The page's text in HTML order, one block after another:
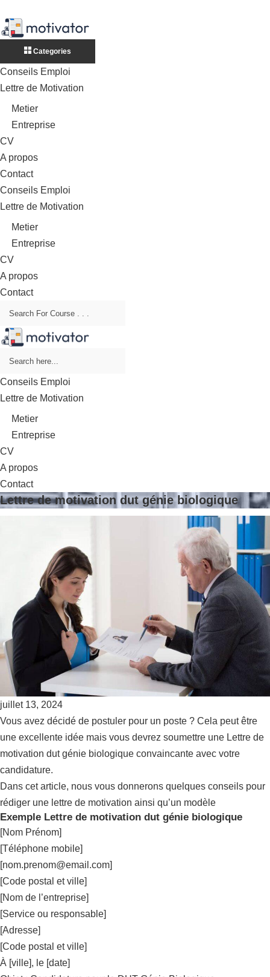
Categories
Conseils Emploi
Lettre de Motivation
Metier
Entreprise
CV
A propos
Contact
Conseils Emploi
Lettre de Motivation
Metier
Entreprise
CV
A propos
Contact
Conseils Emploi
Lettre de Motivation
Metier
Entreprise
CV
A propos
Contact
Lettre de motivation dut génie biologique
juillet 13, 2024
Vous avez décidé de postuler pour un poste ? Cela peut être
une excellente idée mais vous devrez soumettre une Lettre de
motivation dut génie biologique convaincante avec votre
candidature.
Dans cet article, nous vous donnerons quelques conseils pour
rédiger une lettre de motivation ainsi qu’un modèle
Exemple Lettre de motivation dut génie biologique
[Nom Prénom]
[Téléphone mobile]
[nom.prenom@email.com]
[Code postal et ville]
[Nom de l’entreprise]
[Service ou responsable]
[Adresse]
[Code postal et ville]
À [ville], le [date]